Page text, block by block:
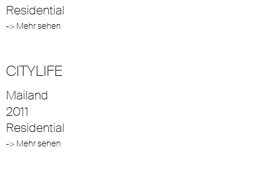
Residential
-> Mehr sehen
CITYLIFE
Mailand
2011
Residential
-> Mehr sehen